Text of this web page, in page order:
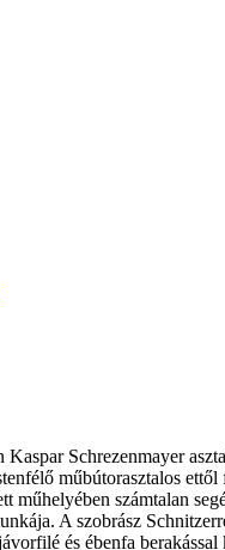
Schrezenmayer
műbútorasztalos
műhelyében számtalan
A szobrász
és ébenfa